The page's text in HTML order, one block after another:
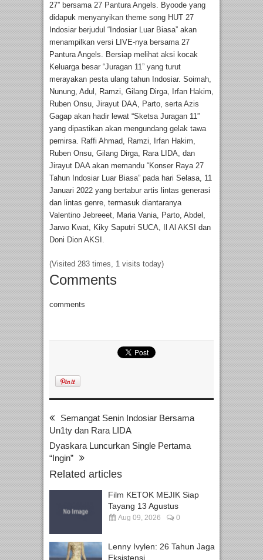
27” bersama 27 Pantura Angels. Byoode yang
didapuk menyanyikan theme song HUT 27
Indosiar berjudul “Indosiar Luar Biasa” akan
menampilkan versi LIVE-nya bersama 27
Pantura Angels. Bersiap melihat aksi kocak
Keluarga besar “Juragan 11” yang turut
merayakan pesta ulang tahun Indosiar. Soimah,
Nunung, Adul, Ramzi, Gilang Dirga, Irfan Hakim,
Ruben Onsu, Jirayut DAA, Parto, serta Azis
Gagap akan hadir lewat “Sketsa Juragan 11”
yang dipastikan akan mengundang gelak tawa
pemirsa. Raffi Ahmad, Ramzi, Irfan Hakim,
Ruben Onsu, Gilang Dirga, Rara LIDA, dan
Jirayut DAA akan memandu “Konser Raya 27
Tahun Indosiar Luar Biasa” pada hari Selasa, 11
Januari 2022 yang bertabur artis lintas generasi
dan lintas genre, termasuk diantaranya
Valentino Jebreeet, Maria Vania, Parto, Abdel,
Jarwo Kwat, Kiky Saputri SUCA, Il Al AKSI dan
Doni Dion AKSI.
(Visited 283 times, 1 visits today)
Comments
comments
Semangat Senin Indosiar Bersama
Un1ty dan Rara LIDA
Dyaskara Luncurkan Single Pertama
“Ingin”
Related articles
Film KETOK MEJIK Siap
Tayang 13 Agustus
Aug 09, 2026 0
Lenny Ivylen: 26 Tahun Jaga
Eksistensi...